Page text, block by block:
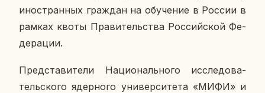
ино­стран­ных граж­дан на обу­че­ние в России в
рамках квоты Пра­ви­тель­ства Рос­сий­ской Фе­
де­ра­ции.
Пред­ста­ви­те­ли На­ци­о­наль­но­го ис­сле­до­ва­
тель­ско­го ядер­но­го уни­вер­си­те­та «МИФИ» и